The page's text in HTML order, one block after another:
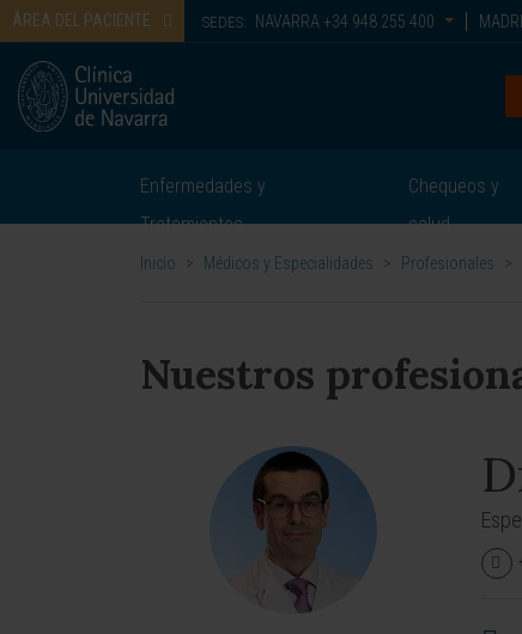
ÁREA DEL PACIENTE SEDES: NAVARRA +34 948 255 400
Enfermedades y
Tratamientos
Chequeos y
salud
Inicio > Médicos y Especialidades > Profesionales >
Nuestros